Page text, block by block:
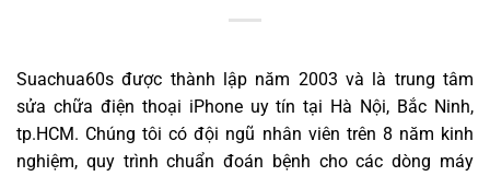
Suachua60s được thành lập năm 2003 và là trung tâm
sửa chữa điện thoại iPhone uy tín tại Hà Nội, Bắc Ninh,
tp.HCM. Chúng tôi có đội ngũ nhân viên trên 8 năm kinh
nghiệm, quy trình chuẩn đoán bệnh cho các dòng máy